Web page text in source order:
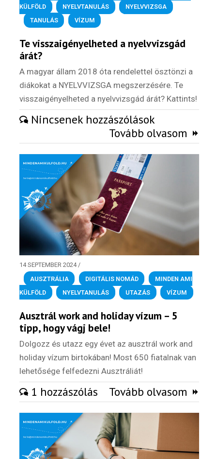
Hírlevél
Válaszd ki az ajándékod amit
most ingyen megkapsz Tőlünk!
Világkörüli
ízutazás
Külföldre
Kaland -
játék -
kockázat
Utazási
Élmény
Feliratkozom
Felhasználási feltételek
KÜLFÖLD
, NYELVTANULÁS , NYELVVIZSGA
TANULÁS
, VÍZUM
Te visszaigényelheted a nyelvvizsgád
árát?
A magyar állam 2018 óta rendelettel ösztönzi a
diákokat a NYELVVIZSGA megszerzésére. Te
visszaigényelheted a nyelvvizsgád árát? Kattints!
Nincsenek hozzászólások
Tovább olvasom
14 SEPTEMBER 2024/
AUSZTRÁLIA
, DIGITÁLIS NOMÁD ,
MINDEN AMI
KÜLFÖLD
, NYELVTANULÁS , UTAZÁS , VÍZUM
Ausztrál work and holiday vízum – 5
tipp, hogy vágj bele!
Dolgozz és utazz egy évet az ausztrál work and
holiday vízum birtokában! Most 650 fiatalnak van
lehetősége felfedezni Ausztráliát!
1 hozzászólás Tovább olvasom